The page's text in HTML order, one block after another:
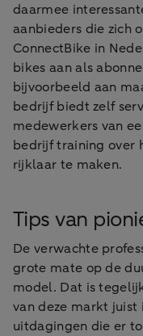
daarmee
aanbieders die zich
ConnectBike in
bikes aan als
bijvoorbeeld aan
bedrijf biedt zelf
medewerkers van
bedrijf training over
rijklaar te maken.
Tips van
De verwachte
grote mate op de
model. Dat is
van deze markt juist
uitdagingen die er